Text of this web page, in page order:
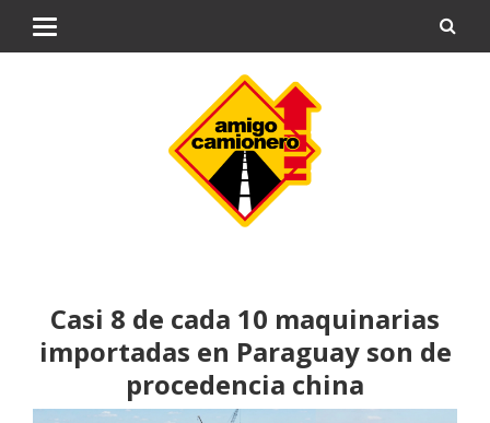
Casi 8 de cada 10 maquinarias
importadas en Paraguay son de
procedencia china